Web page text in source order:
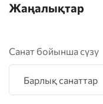
Жаңалықтар
Санат бойынша сүзу